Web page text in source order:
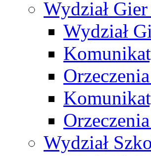
Wydział
Wydział
Wydział